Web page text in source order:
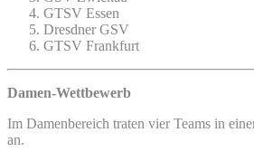
GTSV Essen
Dresdner GSV
GTSV Frankfurt
Damen-Wettbewerb
Im Damenbereich traten vier Teams in
an.